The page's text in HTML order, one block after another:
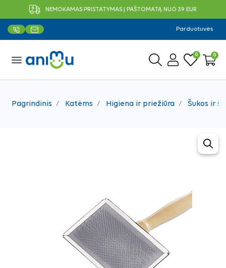
NEMOKAMAS PRISTATYMAS Į PAŠTOMATĄ NUO 39 EUR
Parduotuvės
menu 0 0
Pagrindinis Katėms Higiena ir priežiūra Šukos ir